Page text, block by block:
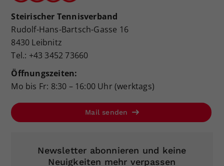
Steirischer Tennisverband
Rudolf-Hans-Bartsch-Gasse 16
8430 Leibnitz
Tel.: +43 3452 73660
Öffnungszeiten:
Mo bis Fr: 8:30 – 16:00 Uhr (werktags)
Mail senden
Newsletter abonnieren und keine
Neuigkeiten mehr verpassen